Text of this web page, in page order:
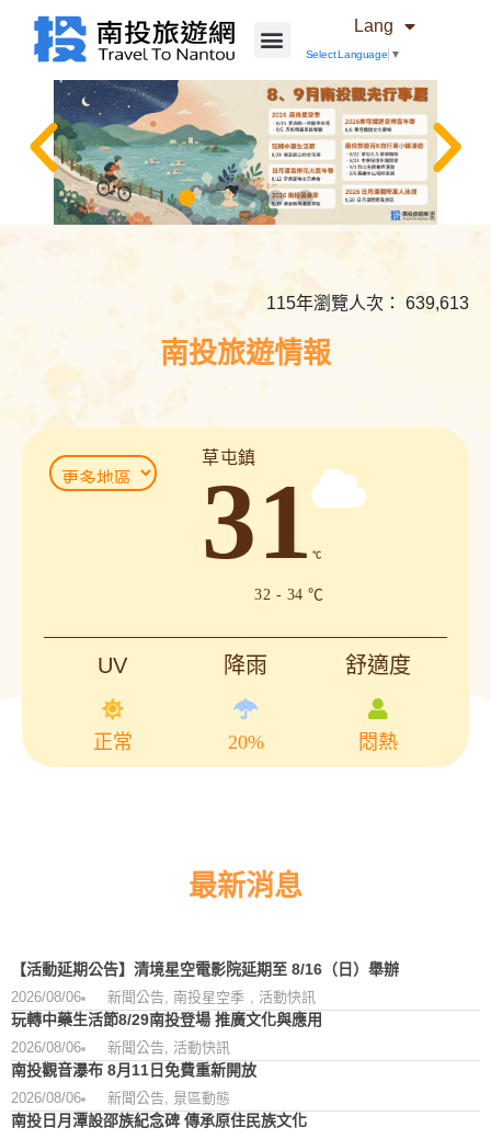
Lang
Select Language ▼
115年瀏覽人次： 639,613
南投旅遊情報
草屯鎮
31℃
32 - 34 ℃
UV
正常
降雨
20%
舒適度
悶熱
最新消息
【活動延期公告】清境星空電影院延期至 8/16（日）舉辦
2026/08/06 新聞公告, 南投星空季 , 活動快訊
玩轉中藥生活節8/29南投登場 推廣文化與應用
2026/08/06 新聞公告, 活動快訊
南投觀音瀑布 8月11日免費重新開放
2026/08/06 新聞公告, 景區動態
南投日月潭設邵族紀念碑 傳承原住民族文化